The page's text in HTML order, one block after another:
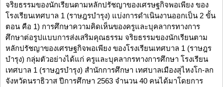
จริยธรรมของนักเรียนตามหลักปรัชญาของเศรษฐกิจพอเพียง ของ
โรงเรียนเทศบาล 1 (ราษฎรบำรุง) แบ่งการดำเนินงานออกเป็น 2 ขั้น
ตอน คือ 1) การศึกษาความคิดเห็นของครูและบุคลากรทางการ
ศึกษาต่อรูปแบบการส่งเสริมคุณธรรม จริยธรรมของนักเรียนตาม
หลักปรัชญาของเศรษฐกิจพอเพียง ของโรงเรียนเทศบาล 1 (ราษฎร
บำรุง) กลุ่มตัวอย่างได้แก่ ครูและบุคลากรทางการศึกษา โรงเรียน
เทศบาล 1 (ราษฎรบำรุง) สำนักการศึกษา เทศบาลเมืองสุไหงโก-ลก
จังหวัดนราธิวาส ปีการศึกษา 2563 จำนวน 40 คนได้มาโดยการ